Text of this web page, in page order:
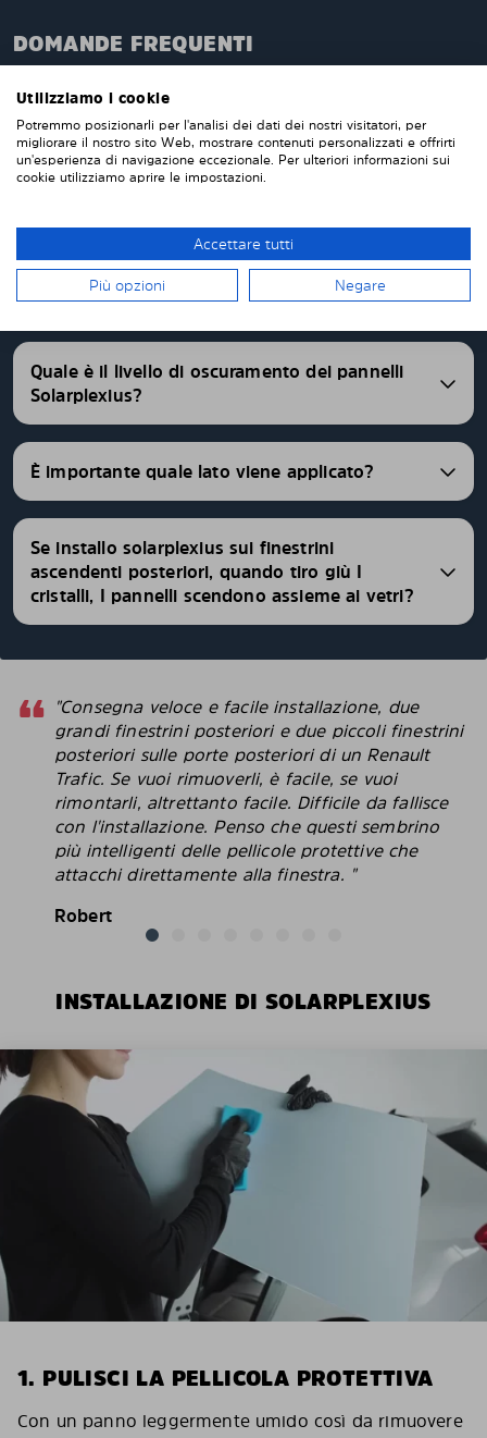
DOMANDE FREQUENTI
questi verranno prodotti appositamente per te e su
misura per i vetri della tua auto. Non devi tagliare o
rifinire nulla da solo. I nostri pannelli parasole
vengono consegnati pretagliati con una vestibilità
oltre 4500 differenti modelli di auto.
FAQ
Quale è il livello di oscuramento dei pannelli
Solarplexius?
È importante quale lato viene applicato?
Se installo solarplexius sui finestrini
ascendenti posteriori, quando tiro giù I
cristalli, I pannelli scendono assieme ai vetri?
"Consegna veloce e facile installazione, due
grandi finestrini posteriori e due piccoli finestrini
posteriori sulle porte posteriori di un Renault
Trafic. Se vuoi rimuoverli, è facile, se vuoi
rimontarli, altrettanto facile. Difficile da fallisce
con l'installazione. Penso che questi sembrino
più intelligenti delle pellicole protettive che
attacchi direttamente alla finestra. "
Robert
INSTALLAZIONE DI SOLARPLEXIUS
1. PULISCI LA PELLICOLA PROTETTIVA
Con un panno leggermente umido così da rimuovere
Utilizziamo i cookie
Potremmo posizionarli per l'analisi dei dati dei nostri visitatori, per
migliorare il nostro sito Web, mostrare contenuti personalizzati e offrirti
un'esperienza di navigazione eccezionale. Per ulteriori informazioni sui
cookie utilizziamo aprire le impostazioni.
Accettare tutti
Più opzioni Negare